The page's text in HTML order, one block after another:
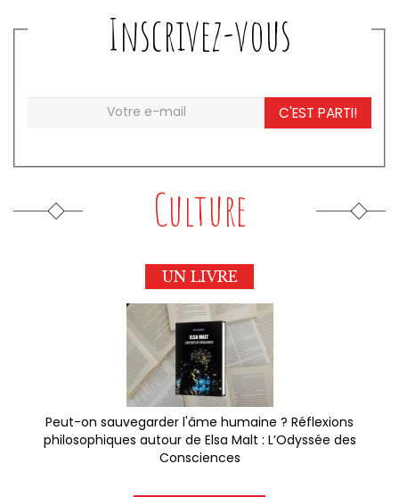
Inscrivez-vous
C'EST PARTI!
Culture
UN LIVRE
Peut-on sauvegarder l'âme humaine ? Réflexions
philosophiques autour de Elsa Malt : L’Odyssée des
Consciences